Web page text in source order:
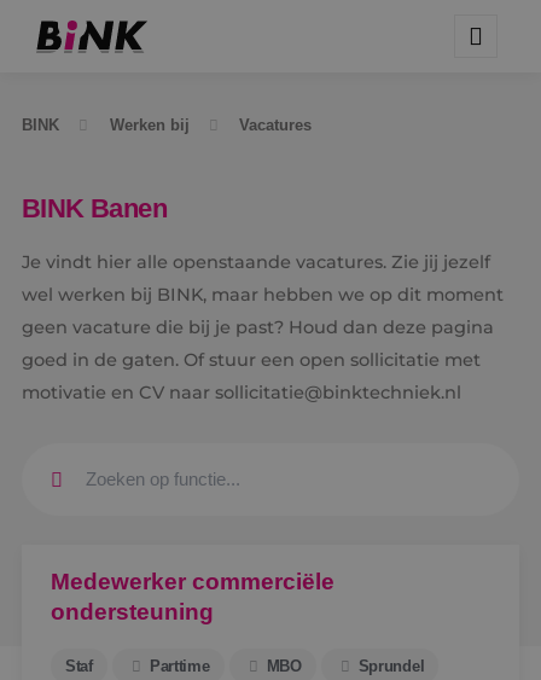
BINK Werken bij Vacatures
BINK Banen
Je vindt hier alle openstaande vacatures. Zie jij jezelf
wel werken bij BINK, maar hebben we op dit moment
geen vacature die bij je past? Houd dan deze pagina
goed in de gaten. Of stuur een open sollicitatie met
motivatie en CV naar sollicitatie@binktechniek.nl
Medewerker commerciële
ondersteuning
Staf Parttime MBO Sprundel